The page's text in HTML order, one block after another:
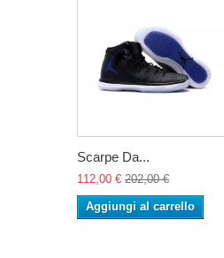
Scarpe Da...
112,00 € 202,00 €
Aggiungi al carrello